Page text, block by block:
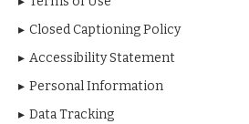
Closed Captioning Policy
Accessibility Statement
Personal Information
Data Tracking